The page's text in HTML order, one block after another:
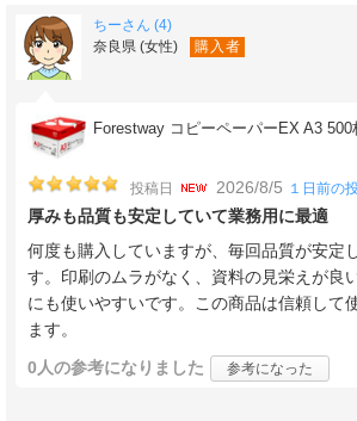
ちーさん (4)
奈良県 (女性)
購入者
Forestway コピーペーパーEX A3 500
投稿日 2026/8/5 １日前の
厚みも品質も安定していて業務用に最適
何度も購入していますが、毎回品質が安定
す。印刷のムラがなく、資料の見栄えが良
にも使いやすいです。この商品は信頼して
ます。
0人の参考になりました 参考になった